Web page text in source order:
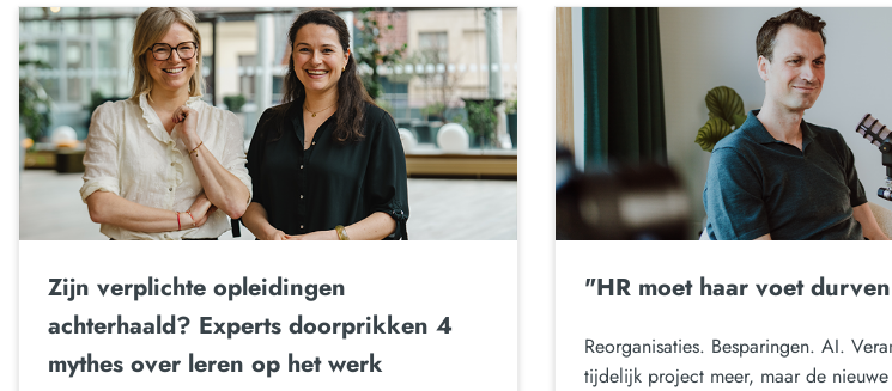
Zijn verplichte opleidingen
achterhaald? Experts doorprikken 4
mythes over leren op het werk
"HR moet haar voet
Reorganisaties. Besparingen. AI.
tijdelijk project meer, maar de